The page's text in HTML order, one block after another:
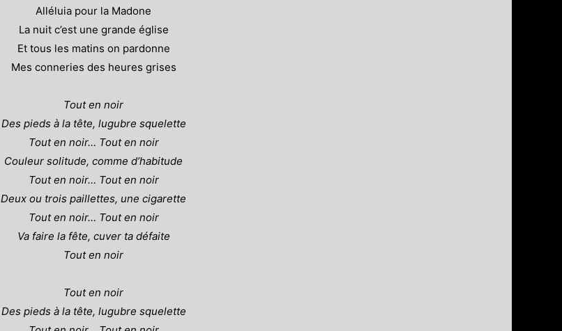
Alléluia pour la Madone
La nuit c’est une grande église
Et tous les matins on pardonne
Mes conneries des heures grises
Tout en noir
Des pieds à la tête, lugubre squelette
Tout en noir… Tout en noir
Couleur solitude, comme d’habitude
Tout en noir… Tout en noir
Deux ou trois paillettes, une cigarette
Tout en noir… Tout en noir
Va faire la fête, cuver ta défaite
Tout en noir
Tout en noir
Des pieds à la tête, lugubre squelette